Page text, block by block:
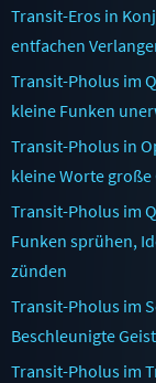
Transit-Eros in
entfachen
Transit-Pholus im
kleine Funken
Transit-Pholus in
kleine Worte
Transit-Pholus im
Funken sprühen,
zünden
Transit-Pholus im
Beschleunigte
Transit-Pholus im